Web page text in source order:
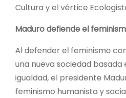
Cultura y el vértice
Maduro defiende el
Al defender el feminismo
una nueva sociedad basada
igualdad, el presidente
feminismo humanista y